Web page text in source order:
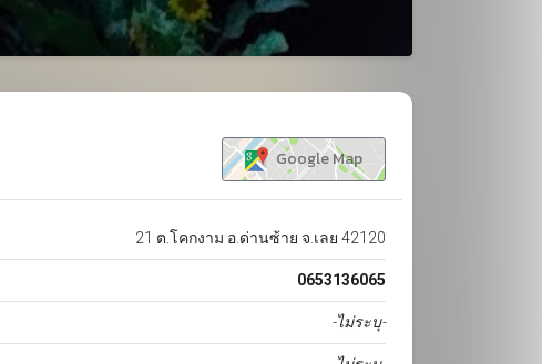
Google Map
21 ต.โคกงาม อ.ด่านซ้าย จ.เลย 42120
0653136065
-ไม่ระบุ-